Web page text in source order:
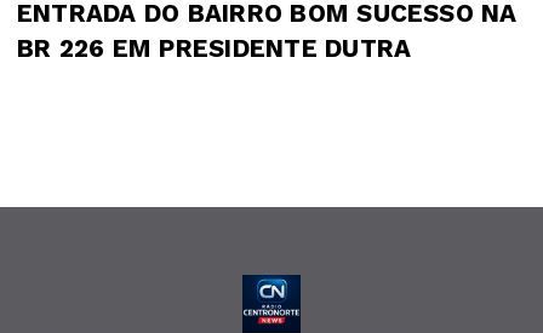
ENTRADA DO BAIRRO BOM SUCESSO NA
BR 226 EM PRESIDENTE DUTRA